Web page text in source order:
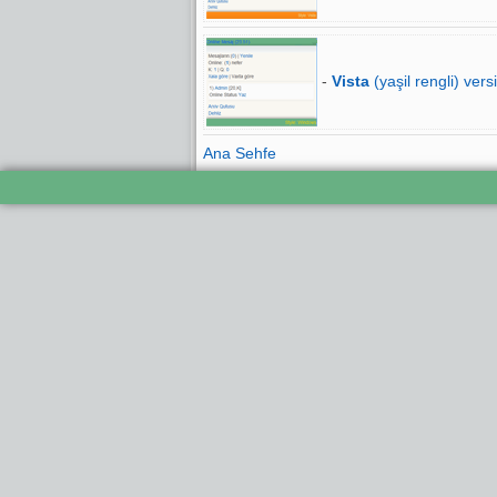
- Vista (yaşil rengli)
Ana Sehfe